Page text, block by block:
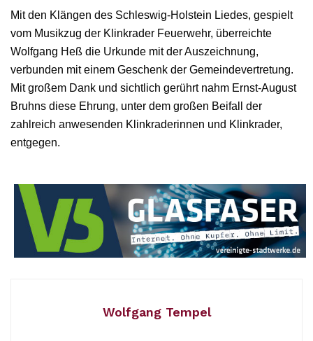
Mit den Klängen des Schleswig-Holstein Liedes, gespielt
vom Musikzug der Klinkrader Feuerwehr, überreichte
Wolfgang Heß die Urkunde mit der Auszeichnung,
verbunden mit einem Geschenk der Gemeindevertretung.
Mit großem Dank und sichtlich gerührt nahm Ernst-August
Bruhns diese Ehrung, unter dem großen Beifall der
zahlreich anwesenden Klinkraderinnen und Klinkrader,
entgegen.
Wolfgang Tempel